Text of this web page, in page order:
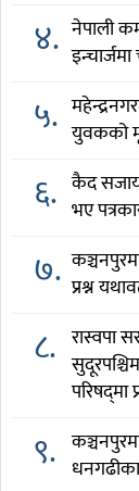
४. नेपाली
५. युवकको
६. कैद
भए
७. प्रश्न
८. रास्वपा
परिषद्‌मा
९.